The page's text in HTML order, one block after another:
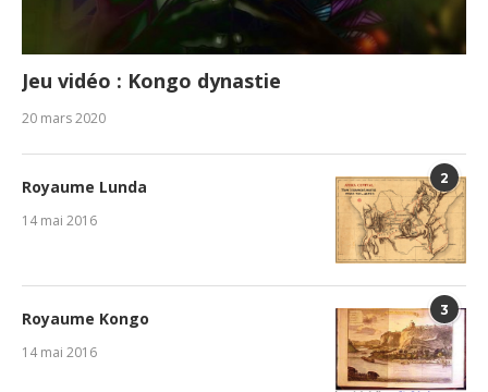
Jeu vidéo : Kongo dynastie
20 mars 2020
2
Royaume Lunda
14 mai 2016
3
Royaume Kongo
14 mai 2016